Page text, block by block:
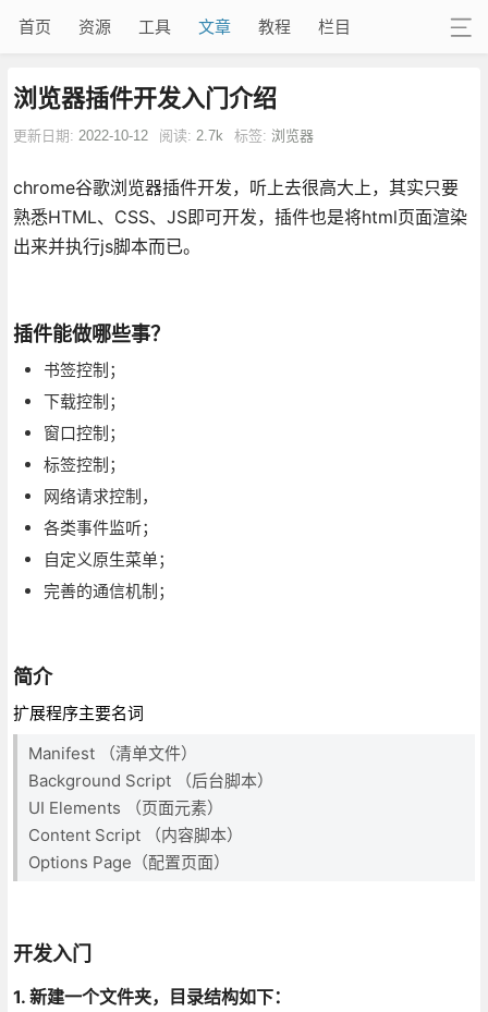
首页 资源 工具 文章 教程 栏目
浏览器插件开发入门介绍
更新日期: 2022-10-12 阅读: 2.7k 标签: 浏览器
chrome谷歌浏览器插件开发，听上去很高大上，其实只要
熟悉HTML、CSS、JS即可开发，插件也是将html页面渲染
出来并执行js脚本而已。
插件能做哪些事？
书签控制；
下载控制；
窗口控制；
标签控制；
网络请求控制，
各类事件监听；
自定义原生菜单；
完善的通信机制；
简介
扩展程序主要名词
Manifest （清单文件）
Background Script （后台脚本）
UI Elements （页面元素）
Content Script （内容脚本）
Options Page（配置页面）
开发入门
1. 新建一个文件夹，目录结构如下：